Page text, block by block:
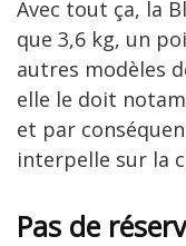
Avec tout ça, la
que 3,6 kg, un
autres modèles
elle le doit
et par
interpelle sur la
Pas de